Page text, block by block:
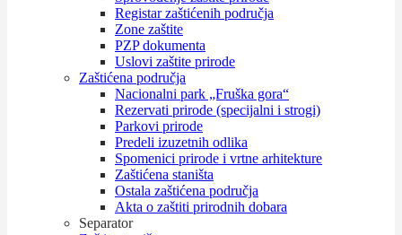
Registar zaštićenih područja
Zone zaštite
PZP dokumenta
Uslovi zaštite prirode
Zaštićena područja
Nacionalni park „Fruška gora“
Rezervati prirode (specijalni i strogi)
Parkovi prirode
Predeli izuzetnih odlika
Spomenici prirode i vrtne arhitekture
Zaštićena staništa
Ostala zaštićena područja
Akta o zaštiti prirodnih dobara
Separator